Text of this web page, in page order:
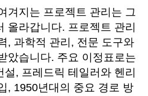
겨지는 프로젝트 관리는 그
올라갑니다. 프로젝트 관리
, 과학적 관리, 전문 도구와
았습니다. 주요 이정표로는
, 프레드릭 테일러와 헨리
, 1950년대의 중요 경로 방